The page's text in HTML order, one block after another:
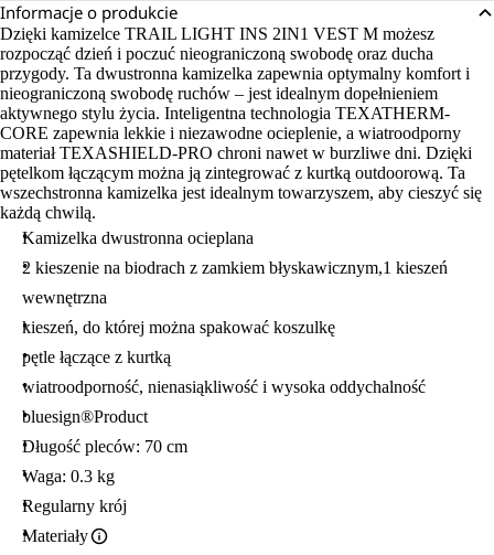
Informacje o produkcie
Dzięki kamizelce TRAIL LIGHT INS 2IN1 VEST M możesz
rozpocząć dzień i poczuć nieograniczoną swobodę oraz ducha
przygody. Ta dwustronna kamizelka zapewnia optymalny komfort i
nieograniczoną swobodę ruchów – jest idealnym dopełnieniem
aktywnego stylu życia. Inteligentna technologia TEXATHERM-
CORE zapewnia lekkie i niezawodne ocieplenie, a wiatroodporny
materiał TEXASHIELD-PRO chroni nawet w burzliwe dni. Dzięki
pętelkom łączącym można ją zintegrować z kurtką outdoorową. Ta
wszechstronna kamizelka jest idealnym towarzyszem, aby cieszyć się
każdą chwilą.
Kamizelka dwustronna ocieplana
2 kieszenie na biodrach z zamkiem błyskawicznym,1 kieszeń
wewnętrzna
kieszeń, do której można spakować koszulkę
pętle łączące z kurtką
wiatroodporność, nienasiąkliwość i wysoka oddychalność
bluesign®Product
Długość pleców: 70 cm
Waga: 0.3 kg
Regularny krój
Materiały